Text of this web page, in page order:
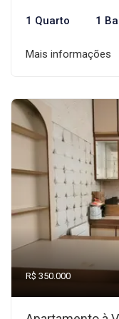
1 Quarto 1
Mais informações
R$ 350.000